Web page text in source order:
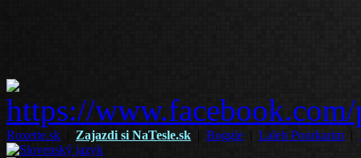
Roxette.sk Zajazdi si NaTesle.sk Boggie Laleh Pourkarim